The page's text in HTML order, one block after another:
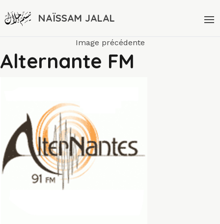
NAÏSSAM JALAL
Image précédente
Alternante FM